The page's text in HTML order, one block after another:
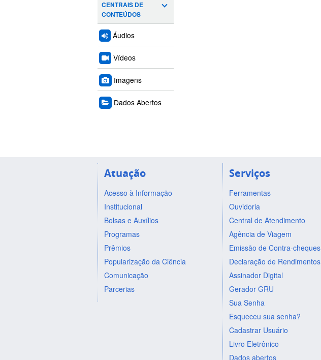
CENTRAIS DE
CONTEÚDOS
Áudios
Vídeos
Imagens
Dados Abertos
Atuação
Acesso à Informação
Institucional
Bolsas e Auxílios
Programas
Prêmios
Popularização da Ciência
Comunicação
Parcerias
Serviços
Ferramentas
Ouvidoria
Central de Atendimento
Agência de Viagem
Emissão de Contra-cheques
Declaração de Rendimentos
Assinador Digital
Gerador GRU
Sua Senha
Esqueceu sua senha?
Cadastrar Usuário
Livro Eletrônico
Dados abertos